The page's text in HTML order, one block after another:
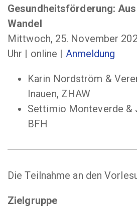
Gesundheitsförderung:
Wandel
Mittwoch, 25. November
Uhr | online | Anmeldung
Karin Nordström &
Inauen, ZHAW
Settimio Monteverde &
BFH
Die Teilnahme an den
Zielgruppe